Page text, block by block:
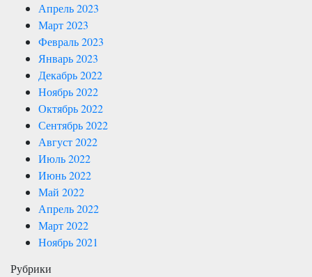
Апрель 2023
Март 2023
Февраль 2023
Январь 2023
Декабрь 2022
Ноябрь 2022
Октябрь 2022
Сентябрь 2022
Август 2022
Июль 2022
Июнь 2022
Май 2022
Апрель 2022
Март 2022
Ноябрь 2021
Рубрики